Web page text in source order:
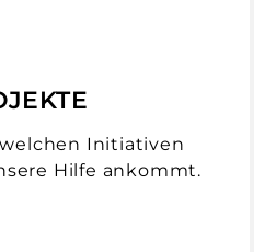
Initiativen
Hilfe ankommt.